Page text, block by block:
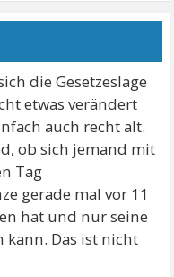
die Gesetzeslage
etwas verändert
auch recht alt.
ob sich jemand mit
Tag
gerade mal vor 11
hat und nur seine
kann. Das ist nicht